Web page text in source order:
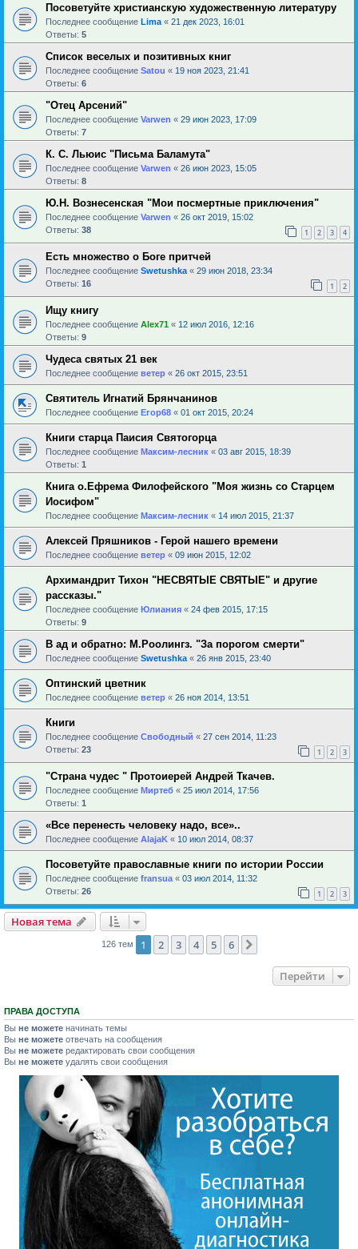
Посоветуйте христианскую художественную литературу
Последнее сообщение Lima « 21 дек 2023, 16:01
Ответы: 5
Список веселых и позитивных книг
Последнее сообщение Satou « 19 ноя 2023, 21:41
Ответы: 6
"Отец Арсений"
Последнее сообщение Varwen « 29 июн 2023, 17:09
Ответы: 7
К. С. Льюис "Письма Баламута"
Последнее сообщение Varwen « 26 июн 2023, 15:05
Ответы: 8
Ю.Н. Вознесенская "Мои посмертные приключения"
Последнее сообщение Varwen « 26 окт 2019, 15:02
Ответы: 38 1 2 3 4
Есть множество о Боге притчей
Последнее сообщение Swetushka « 29 июн 2018, 23:34
Ответы: 16 1 2
Ищу книгу
Последнее сообщение Alex71 « 12 июл 2016, 12:16
Ответы: 9
Чудеса святых 21 век
Последнее сообщение ветер « 26 окт 2015, 23:51
Святитель Игнатий Брянчанинов
Последнее сообщение Егор68 « 01 окт 2015, 20:24
Книги старца Паисия Святогорца
Последнее сообщение Максим-лесник « 03 авг 2015, 18:39
Ответы: 1
Книга о.Ефрема Филофейского "Моя жизнь со Старцем
Иосифом"
Последнее сообщение Максим-лесник « 14 июл 2015, 21:37
Алексей Пряшников - Герой нашего времени
Последнее сообщение ветер « 09 июн 2015, 12:02
Архимандрит Тихон "НЕСВЯТЫЕ СВЯТЫЕ" и другие
рассказы."
Последнее сообщение Юлиания « 24 фев 2015, 17:15
Ответы: 9
В ад и обратно: М.Роолингз. "За порогом смерти"
Последнее сообщение Swetushka « 26 янв 2015, 23:40
Оптинский цветник
Последнее сообщение ветер « 26 ноя 2014, 13:51
Книги
Последнее сообщение Свободный « 27 сен 2014, 11:23
Ответы: 23 1 2 3
"Страна чудес " Протоиерей Андрей Ткачев.
Последнее сообщение Миртеб « 25 июл 2014, 17:56
Ответы: 1
«Все перенесть человеку надо, все»..
Последнее сообщение AlajaK « 10 июл 2014, 08:37
Посоветуйте православные книги по истории России
Последнее сообщение fransua « 03 июл 2014, 11:32
Ответы: 26 1 2 3
Новая тема
126 тем 1 2 3 4 5 6
Перейти
ПРАВА ДОСТУПА
Вы не можете начинать темы
Вы не можете отвечать на сообщения
Вы не можете редактировать свои сообщения
Вы не можете удалять свои сообщения